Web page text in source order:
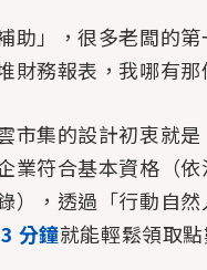
助」，很多老闆的
財務報表，我哪有那
市集的設計初衷就
業符合基本資格（
），透過「行動自
3 分鐘就能輕鬆領取點